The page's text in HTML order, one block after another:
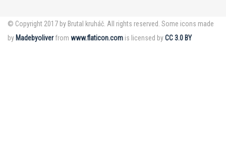
© Copyright 2017 by Brutal kruháč. All rights reserved. Some icons made
by Madebyoliverfrom www.flaticon.com is licensed byCC 3.0 BY